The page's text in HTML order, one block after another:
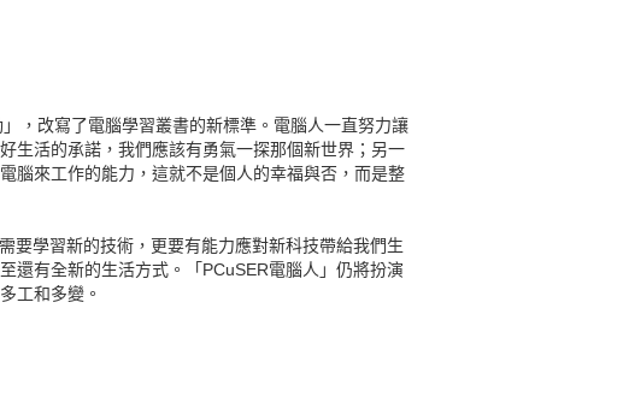
，改寫了電腦學習叢書的新標準。電腦人一直努力讓
生活的承諾，我們應該有勇氣一探那個新世界；另一
腦來工作的能力，這就不是個人的幸福與否，而是整
要學習新的技術，更要有能力應對新科技帶給我們生
還有全新的生活方式。「PCuSER電腦人」仍將扮演
工和多變。